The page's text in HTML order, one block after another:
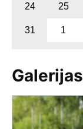
24 25
31 1
Galerijas